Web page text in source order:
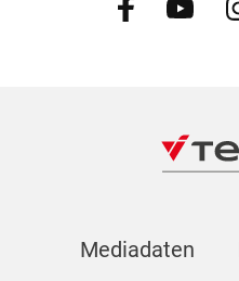
Mediadaten